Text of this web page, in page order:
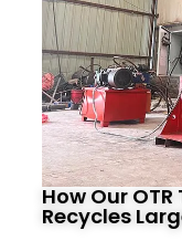
How Our
Recycles